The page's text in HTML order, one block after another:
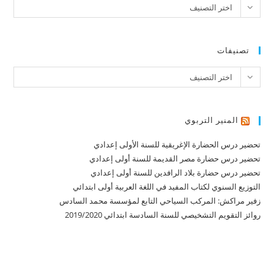
تصنيفاتاختر التصنيف
تصنيفات
تصنيفاتاختر التصنيف
المنير التربوي
تحضير درس الحضارة الإغريقية للسنة الأولى إعدادي
تحضير درس حضارة مصر القديمة للسنة أولى إعدادي
تحضير درس حضارة بلاد الرافدين للسنة أولى إعدادي
التوزيع السنوي لكتاب المفيد في اللغة العربية أولى ابتدائي
زفير مراكش: المركب السياحي التابع لمؤسسة محمد السادس
روائز التقويم التشخيصي للسنة السادسة ابتدائي 2019/2020